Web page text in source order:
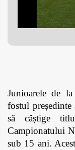
Junioarele de
fostul
să câștige
Campionatului
sub 15 ani.